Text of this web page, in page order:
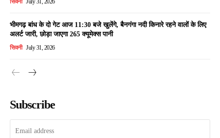
सिवनी July 31, 2026
भीमगढ़ बांध के दो गेट आज 11:30 बजे खुलेंगे, बैनगंगा नदी किनारे रहने वालों के लिए
अलर्ट जारी, छोड़ा जाएगा 265 क्यूमेक्स पानी
सिवनी July 31, 2026
Subscribe